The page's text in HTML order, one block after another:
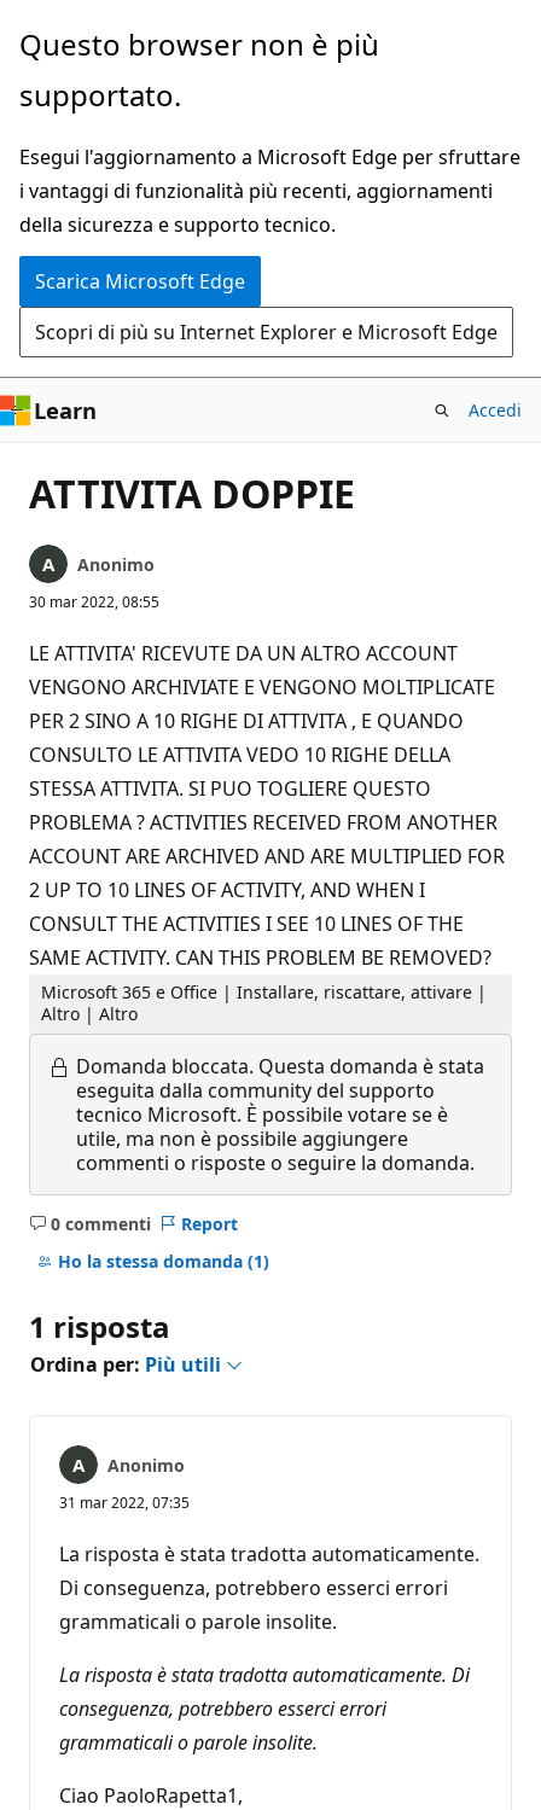
Ignora
passa
contenuto
principale
Questo browser non è più
supportato.
Esegui l'aggiornamento a Microsoft Edge per sfruttare
i vantaggi di funzionalità più recenti, aggiornamenti
della sicurezza e supporto tecnico.
Scarica Microsoft Edge
Scopri di più su Internet Explorer e Microsoft Edge
Learn Accedi
ATTIVITA DOPPIE
Anonimo
30 mar 2022, 08:55
LE ATTIVITA' RICEVUTE DA UN ALTRO ACCOUNT
VENGONO ARCHIVIATE E VENGONO MOLTIPLICATE
PER 2 SINO A 10 RIGHE DI ATTIVITA , E QUANDO
CONSULTO LE ATTIVITA VEDO 10 RIGHE DELLA
STESSA ATTIVITA. SI PUO TOGLIERE QUESTO
PROBLEMA ? ACTIVITIES RECEIVED FROM ANOTHER
ACCOUNT ARE ARCHIVED AND ARE MULTIPLIED FOR
2 UP TO 10 LINES OF ACTIVITY, AND WHEN I
CONSULT THE ACTIVITIES I SEE 10 LINES OF THE
SAME ACTIVITY. CAN THIS PROBLEM BE REMOVED?
Microsoft 365 e Office | Installare, riscattare, attivare |
Altro | Altro
Domanda bloccata. Questa domanda è stata
eseguita dalla community del supporto
tecnico Microsoft. È possibile votare se è
utile, ma non è possibile aggiungere
commenti o risposte o seguire la domanda.
0 commenti
Nessun
commento
Report
Ho la stessa domanda (1)
1 risposta
Ordina per: Più utili
Anonimo
31 mar 2022, 07:35
La risposta è stata tradotta automaticamente.
Di conseguenza, potrebbero esserci errori
grammaticali o parole insolite.
La risposta è stata tradotta automaticamente. Di
conseguenza, potrebbero esserci errori
grammaticali o parole insolite.
Ciao PaoloRapetta1,